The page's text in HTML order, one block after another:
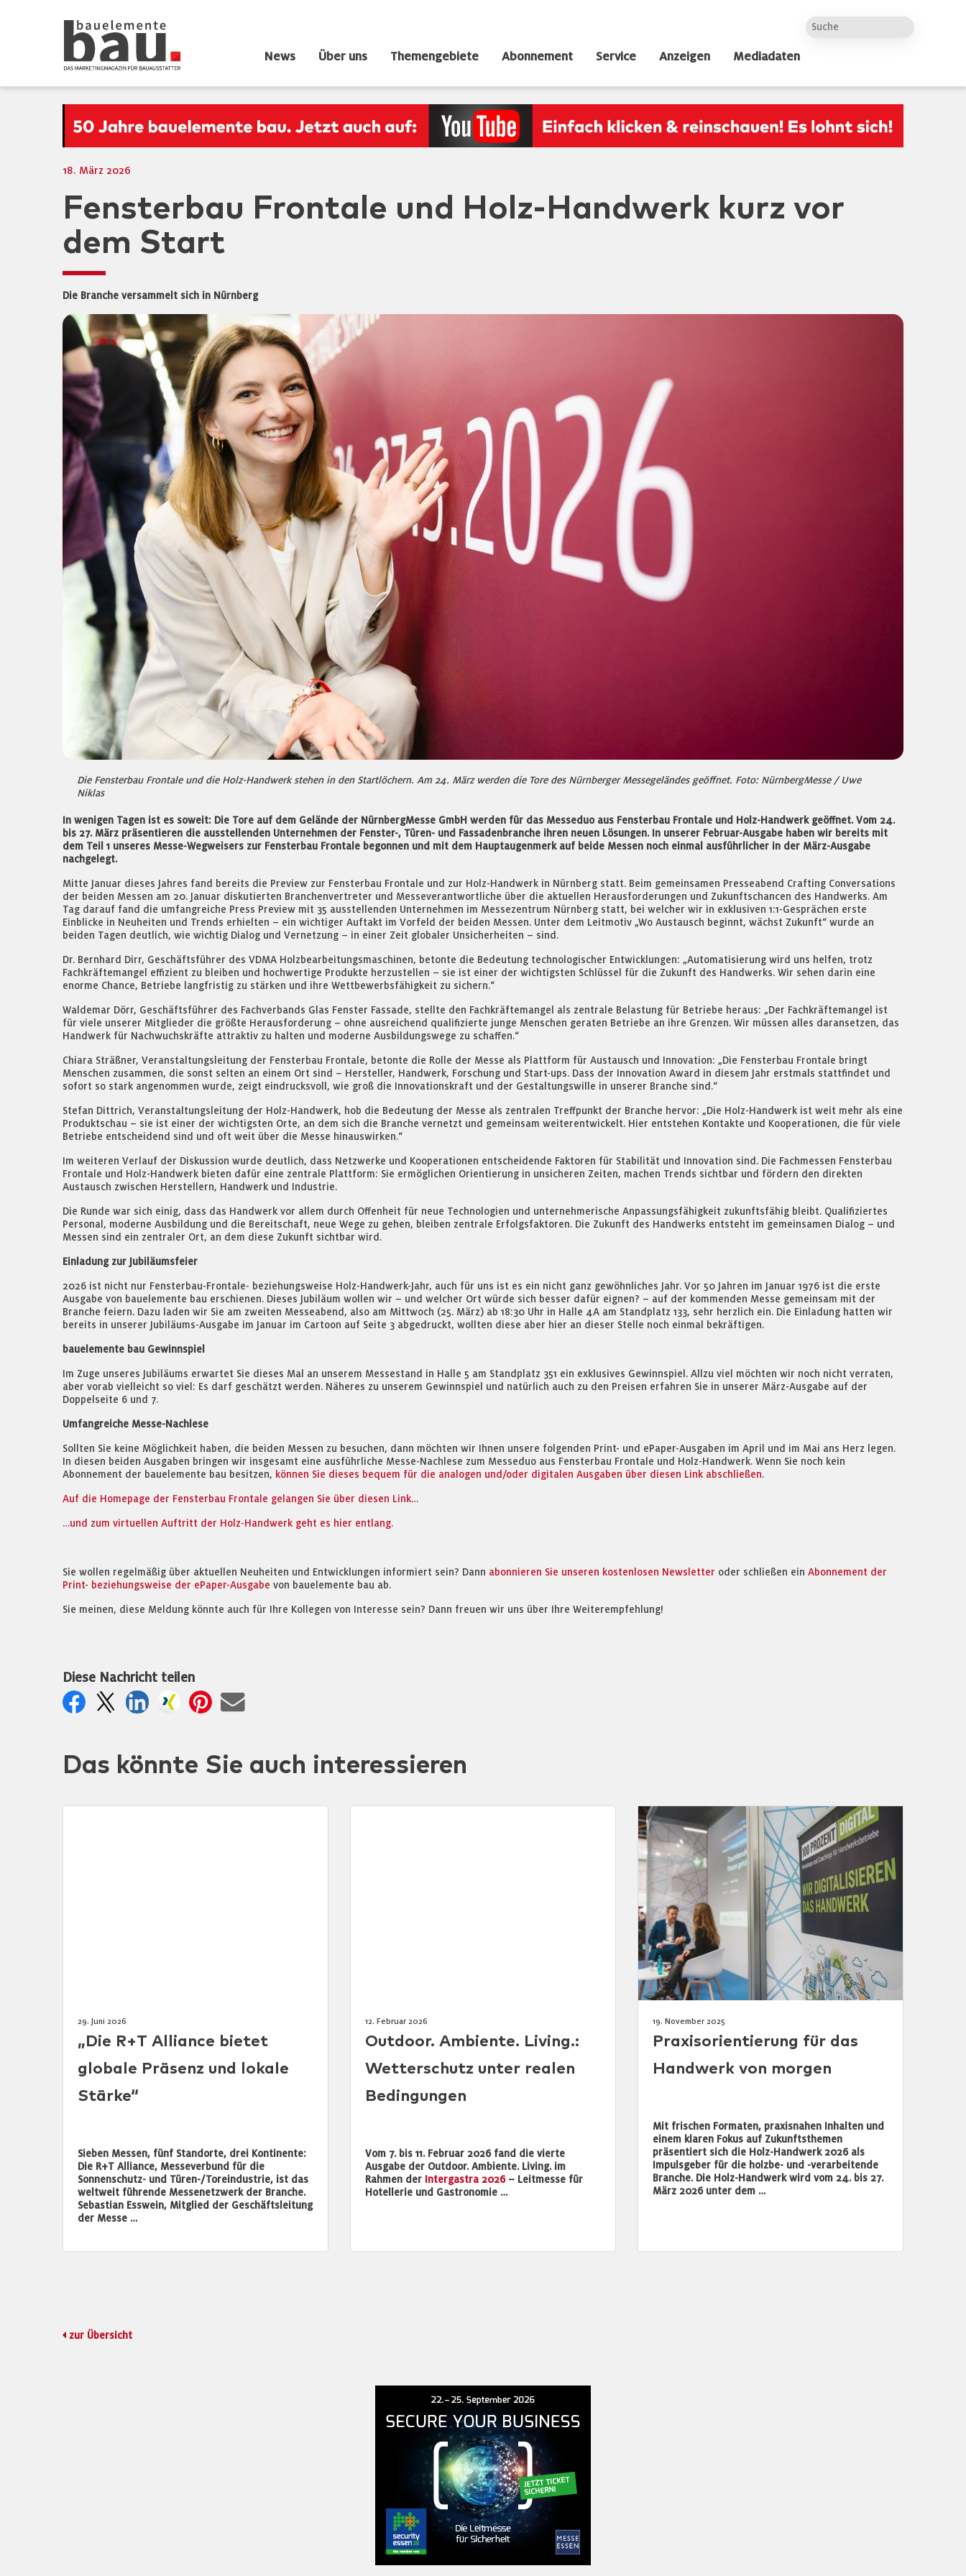
News Über uns Themengebiete Abonnement Service Anzeigen Mediadaten
18. März 2026
Fensterbau Frontale und Holz-Handwerk kurz vor
dem Start
Die Branche versammelt sich in Nürnberg
Die Fensterbau Frontale und die Holz-Handwerk stehen in den Startlöchern. Am 24. März werden die Tore des Nürnberger Messegeländes geöffnet. Foto: NürnbergMesse / Uwe
Niklas
In wenigen Tagen ist es soweit: Die Tore auf dem Gelände der NürnbergMesse GmbH werden für das Messeduo aus Fensterbau Frontale und Holz-Handwerk geöffnet. Vom 24.
bis 27. März präsentieren die ausstellenden Unternehmen der Fenster-, Türen- und Fassadenbranche ihren neuen Lösungen. In unserer Februar-Ausgabe haben wir bereits mit
dem Teil 1 unseres Messe-Wegweisers zur Fensterbau Frontale begonnen und mit dem Hauptaugenmerk auf beide Messen noch einmal ausführlicher in der März-Ausgabe
nachgelegt.
Mitte Januar dieses Jahres fand bereits die Preview zur Fensterbau Frontale und zur Holz-Handwerk in Nürnberg statt. Beim gemeinsamen Presseabend Crafting Conversations
der beiden Messen am 20. Januar diskutierten Branchenvertreter und Messeverantwortliche über die aktuellen Herausforderungen und Zukunftschancen des Handwerks. Am
Tag darauf fand die umfangreiche Press Preview mit 35 ausstellenden Unternehmen im Messezentrum Nürnberg statt, bei welcher wir in exklusiven 1:1-Gesprächen erste
Einblicke in Neuheiten und Trends erhielten – ein wichtiger Auftakt im Vorfeld der beiden Messen. Unter dem Leitmotiv „Wo Austausch beginnt, wächst Zukunft“ wurde an
beiden Tagen deutlich, wie wichtig Dialog und Vernetzung – in einer Zeit globaler Unsicherheiten – sind.
Dr. Bernhard Dirr, Geschäftsführer des VDMA Holzbearbeitungsmaschinen, betonte die Bedeutung technologischer Entwicklungen: „Automatisierung wird uns helfen, trotz
Fachkräftemangel effizient zu bleiben und hochwertige Produkte herzustellen – sie ist einer der wichtigsten Schlüssel für die Zukunft des Handwerks. Wir sehen darin eine
enorme Chance, Betriebe langfristig zu stärken und ihre Wettbewerbsfähigkeit zu sichern.“
Waldemar Dörr, Geschäftsführer des Fachverbands Glas Fenster Fassade, stellte den Fachkräftemangel als zentrale Belastung für Betriebe heraus: „Der Fachkräftemangel ist
für viele unserer Mitglieder die größte Herausforderung – ohne ausreichend qualifizierte junge Menschen geraten Betriebe an ihre Grenzen. Wir müssen alles daransetzen, das
Handwerk für Nachwuchskräfte attraktiv zu halten und moderne Ausbildungswege zu schaffen.“
Chiara Sträßner, Veranstaltungsleitung der Fensterbau Frontale, betonte die Rolle der Messe als Plattform für Austausch und Innovation: „Die Fensterbau Frontale bringt
Menschen zusammen, die sonst selten an einem Ort sind – Hersteller, Handwerk, Forschung und Start-ups. Dass der Innovation Award in diesem Jahr erstmals stattfindet und
sofort so stark angenommen wurde, zeigt eindrucksvoll, wie groß die Innovationskraft und der Gestaltungswille in unserer Branche sind.“
Stefan Dittrich, Veranstaltungsleitung der Holz-Handwerk, hob die Bedeutung der Messe als zentralen Treffpunkt der Branche hervor: „Die Holz-Handwerk ist weit mehr als eine
Produktschau – sie ist einer der wichtigsten Orte, an dem sich die Branche vernetzt und gemeinsam weiterentwickelt. Hier entstehen Kontakte und Kooperationen, die für viele
Betriebe entscheidend sind und oft weit über die Messe hinauswirken.“
Im weiteren Verlauf der Diskussion wurde deutlich, dass Netzwerke und Kooperationen entscheidende Faktoren für Stabilität und Innovation sind. Die Fachmessen Fensterbau
Frontale und Holz-Handwerk bieten dafür eine zentrale Plattform: Sie ermöglichen Orientierung in unsicheren Zeiten, machen Trends sichtbar und fördern den direkten
Austausch zwischen Herstellern, Handwerk und Industrie.
Die Runde war sich einig, dass das Handwerk vor allem durch Offenheit für neue Technologien und unternehmerische Anpassungsfähigkeit zukunftsfähig bleibt. Qualifiziertes
Personal, moderne Ausbildung und die Bereitschaft, neue Wege zu gehen, bleiben zentrale Erfolgsfaktoren. Die Zukunft des Handwerks entsteht im gemeinsamen Dialog – und
Messen sind ein zentraler Ort, an dem diese Zukunft sichtbar wird.
Einladung zur Jubiläumsfeier
2026 ist nicht nur Fensterbau-Frontale- beziehungsweise Holz-Handwerk-Jahr, auch für uns ist es ein nicht ganz gewöhnliches Jahr. Vor 50 Jahren im Januar 1976 ist die erste
Ausgabe von bauelemente bau erschienen. Dieses Jubiläum wollen wir – und welcher Ort würde sich besser dafür eignen? – auf der kommenden Messe gemeinsam mit der
Branche feiern. Dazu laden wir Sie am zweiten Messeabend, also am Mittwoch (25. März) ab 18:30 Uhr in Halle 4A am Standplatz 133, sehr herzlich ein. Die Einladung hatten wir
bereits in unserer Jubiläums-Ausgabe im Januar im Cartoon auf Seite 3 abgedruckt, wollten diese aber hier an dieser Stelle noch einmal bekräftigen.
bauelemente bau Gewinnspiel
Im Zuge unseres Jubiläums erwartet Sie dieses Mal an unserem Messestand in Halle 5 am Standplatz 351 ein exklusives Gewinnspiel. Allzu viel möchten wir noch nicht verraten,
aber vorab vielleicht so viel: Es darf geschätzt werden. Näheres zu unserem Gewinnspiel und natürlich auch zu den Preisen erfahren Sie in unserer März-Ausgabe auf der
Doppelseite 6 und 7.
Umfangreiche Messe-Nachlese
Sollten Sie keine Möglichkeit haben, die beiden Messen zu besuchen, dann möchten wir Ihnen unsere folgenden Print- und ePaper-Ausgaben im April und im Mai ans Herz legen.
In diesen beiden Ausgaben bringen wir insgesamt eine ausführliche Messe-Nachlese zum Messeduo aus Fensterbau Frontale und Holz-Handwerk. Wenn Sie noch kein
Abonnement der bauelemente bau besitzen, können Sie dieses bequem für die analogen und/oder digitalen Ausgaben über diesen Link abschließen.
Auf die Homepage der Fensterbau Frontale gelangen Sie über diesen Link…
…und zum virtuellen Auftritt der Holz-Handwerk geht es hier entlang.
Sie wollen regelmäßig über aktuellen Neuheiten und Entwicklungen informiert sein? Dann abonnieren Sie unseren kostenlosen Newsletter oder schließen ein Abonnement der
Print- beziehungsweise der ePaper-Ausgabe von bauelemente bau ab.
Sie meinen, diese Meldung könnte auch für Ihre Kollegen von Interesse sein? Dann freuen wir uns über Ihre Weiterempfehlung!
Diese Nachricht teilen
Das könnte Sie auch interessieren
29. Juni 2026
„Die R+T Alliance bietet
globale Präsenz und lokale
Stärke“
Sieben Messen, fünf Standorte, drei Kontinente:
Die R+T Alliance, Messeverbund für die
Sonnenschutz- und Türen-/Toreindustrie, ist das
weltweit führende Messenetzwerk der Branche.
Sebastian Esswein, Mitglied der Geschäftsleitung
der Messe …
12. Februar 2026
Outdoor. Ambiente. Living.:
Wetterschutz unter realen
Bedingungen
Vom 7. bis 11. Februar 2026 fand die vierte
Ausgabe der Outdoor. Ambiente. Living. im
Rahmen der Intergastra 2026– Leitmesse für
Hotellerie und Gastronomie …
19. November 2025
Praxisorientierung für das
Handwerk von morgen
Mit frischen Formaten, praxisnahen Inhalten und
einem klaren Fokus auf Zukunftsthemen
präsentiert sich die Holz-Handwerk 2026 als
Impulsgeber für die holzbe- und -verarbeitende
Branche. Die Holz-Handwerk wird vom 24. bis 27.
März 2026 unter dem …
zur Übersicht